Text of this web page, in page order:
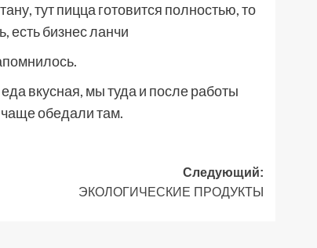
тут пицца готовится полностью, то
есть бизнес ланчи
вкусная, мы туда и после работы
обедали там.
Следующий:
ЭКОЛОГИЧЕСКИЕ ПРОДУКТЫ